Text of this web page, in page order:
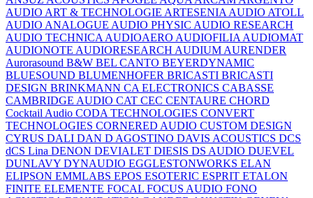
AUDIO ART & TECHNOLOGIE ARTESENIA AUDIO ATOLL
AUDIO ANALOGUE AUDIO PHYSIC AUDIO RESEARCH
AUDIO TECHNICA AUDIOAERO AUDIOFILIA AUDIOMAT
AUDIONOTE AUDIORESEARCH AUDIUM AURENDER
Aurorasound B&W BEL CANTO BEYERDYNAMIC
BLUESOUND BLUMENHOFER BRICASTI BRICASTI
DESIGN BRINKMANN CA ELECTRONICS CABASSE
CAMBRIDGE AUDIO CAT CEC CENTAURE CHORD
Cocktail Audio CODA TECHNOLOGIES CONVERT
TECHNOLOGIES CORNERED AUDIO CUSTOM DESIGN
CYRUS DALI DAN D AGOSTINO DAVIS ACOUSTICS DCS
dCS Lina DENON DEVIALET DIESIS DS AUDIO DUEVEL
DUNLAVY DYNAUDIO EGGLESTONWORKS ELAN
ELIPSON EMMLABS EPOS ESOTERIC ESPRIT ETALON
FINITE ELEMENTE FOCAL FOCUS AUDIO FONO